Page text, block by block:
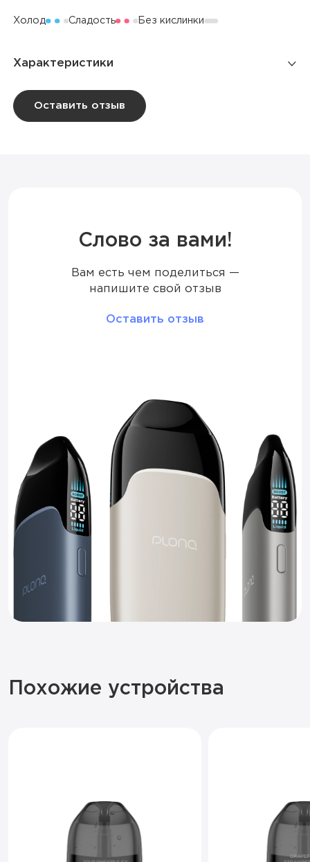
Холод Сладость Без кислинки
Характеристики
Количество затяжек
Количество вкусов
Оставить отзыв
Слово за вами!
Вам есть чем поделиться —
напишите свой отзыв
Оставить отзыв
Похожие устройства